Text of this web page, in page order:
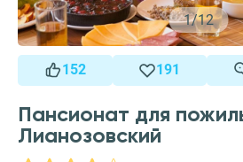
1/12
152 191
Пансионат для
Лианозовский